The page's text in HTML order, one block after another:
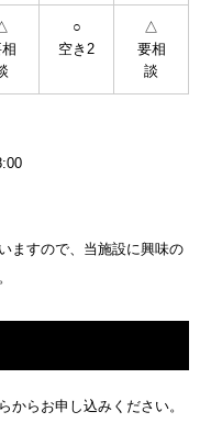
○
空き2
△
要相
談
ますので、当施設に興味の
からお申し込みください。